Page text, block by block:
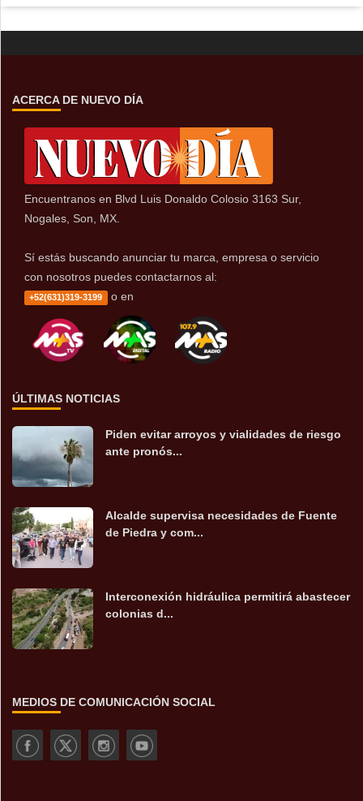
ACERCA DE NUEVO DÍA
Encuentranos en Blvd Luis Donaldo Colosio 3163 Sur,
Nogales, Son, MX.
Sí estás buscando anunciar tu marca, empresa o servicio
con nosotros puedes contactarnos al:
+52(631)319-3199 o en
ÚLTIMAS NOTICIAS
Piden evitar arroyos y vialidades de riesgo
ante pronós...
Alcalde supervisa necesidades de Fuente
de Piedra y com...
Interconexión hidráulica permitirá abastecer
colonias d...
MEDIOS DE COMUNICACIÓN SOCIAL